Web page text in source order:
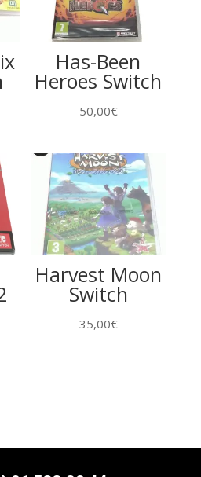
Has-Been
Heroes Switch
50,00€
Harvest Moon
Switch
35,00€